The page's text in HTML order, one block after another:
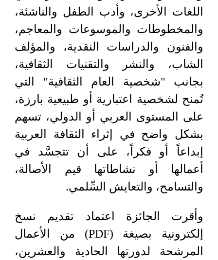
اللغات الأخرى، وأدب الطفل والناشئة،
والمخطوطات والموسوعات والمعاجم،
والفنون والدراسات النقدية، والمؤلف
الشاب، والنشر والتقنيات الثقافية،
بجانب "شخصية العام الثقافية" التي
تُمنح لشخصية اعتبارية أو طبيعية بارزة،
على المستوى العربي أو الدولي، تسهم
بشكل واضح في إثراء الثقافة العربية
إبداعاً أو فكراً، على أن تتجسَّد في
أعمالها أو نشاطاتها قيم الأصالة،
والتسامح، والتعايش السِّلمي.
وأقرت الجائزة اعتماد تقديم نسخ
إلكترونية بصيغة (PDF) من الأعمال
المرشحة لدورتها الحادية والعشرين،